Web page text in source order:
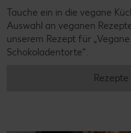
Tauche ein in die vegane
Auswahl an veganen
unserem Rezept für
Schokoladentorte“.